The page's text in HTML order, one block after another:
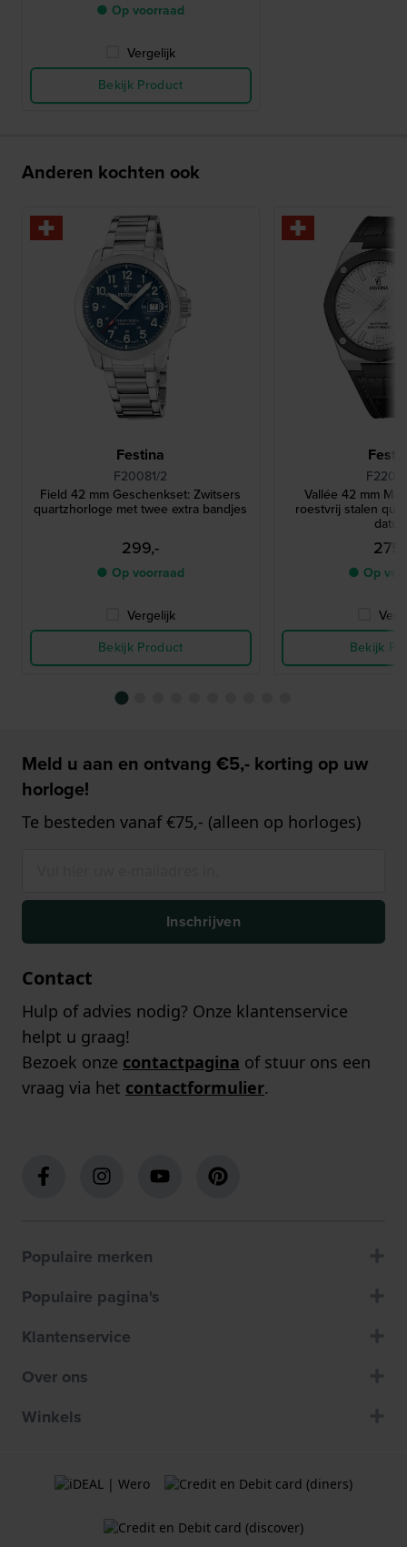
● Op voorraad
Vergelijk
Bekijk Product
Anderen kochten ook
Festina
F20081/2
Field 42 mm Geschenkset: Zwitsers
quartzhorloge met twee extra bandjes
299,-
● Op voorraad
Vergelijk
Bekijk Product
Vallée 42 mm
roestvrij stalen
● Op
Bekijk
Meld u aan en ontvang €5,- korting op uw
horloge!
Te besteden vanaf €75,- (alleen op horloges)
Inschrijven
Contact
Hulp of advies nodig? Onze klantenservice
helpt u graag!
Bezoek onze contactpagina of stuur ons een
vraag via het contactformulier.
Populaire merken
Populaire pagina's
Klantenservice
Over ons
Winkels